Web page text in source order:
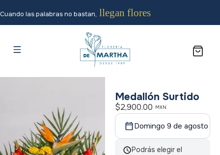
Cuando las palabras no bastan, llegan flores
Medallón Surtido
$2,900.00 MXN
Domingo 9 de agosto
Podrás elegir el